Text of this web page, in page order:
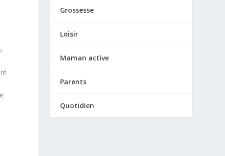
Grossesse
Loisir
Maman active
Parents
Quotidien